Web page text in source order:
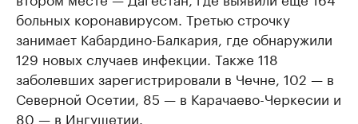
больных коронавирусом. Третью строчку
занимает Кабардино-Балкария, где обнаружили
129 новых случаев инфекции. Также 118
заболевших зарегистрировали в Чечне, 102 — в
Северной Осетии, 85 — в Карачаево-Черкесии и
80 — в Ингушетии.